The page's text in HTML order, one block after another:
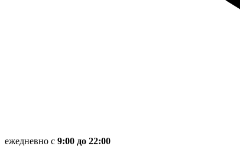
ежедневно с 9:00 до 22:00